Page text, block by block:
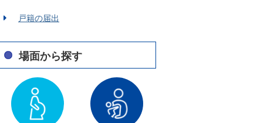
戸籍の届出
場面から探す